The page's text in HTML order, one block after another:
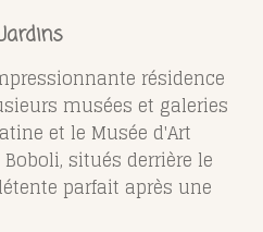
résidence
musées et galeries
et le Musée d'Art
situés derrière le
parfait après une